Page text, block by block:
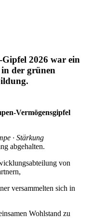
2026 war ein
der grünen
Vermögensgipfel
· Stärkung
abgehalten.
von
versammelten sich in
Wohlstand zu